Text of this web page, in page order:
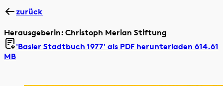
zurück
Herausgeberin: Christoph Merian Stiftung
'Basler Stadtbuch 1977' als PDF herunterladen 614.61
MB